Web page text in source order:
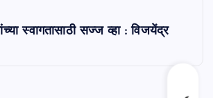
स्वागतासाठी सज्ज व्हा : विजयेंद्र